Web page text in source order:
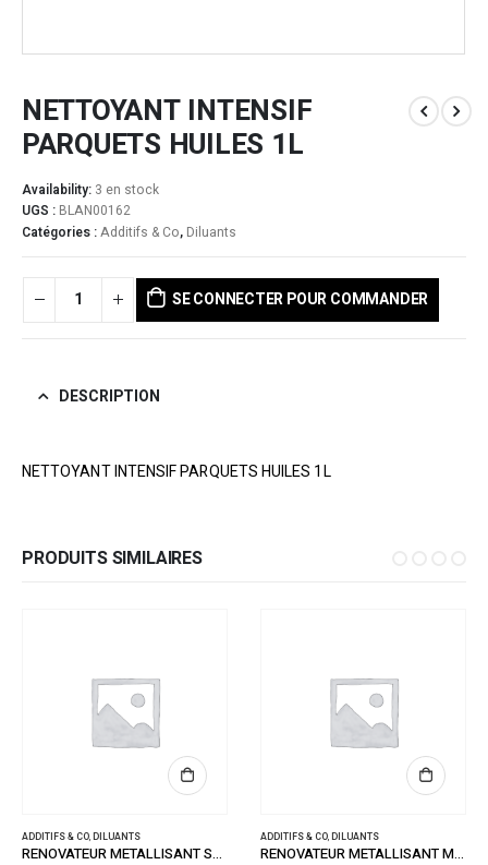
NETTOYANT INTENSIF
PARQUETS HUILES 1L
Availability: 3 en stock
UGS : BLAN00162
Catégories :Additifs & Co, Diluants
SE CONNECTER POUR COMMANDER
DESCRIPTION
NETTOYANT INTENSIF PARQUETS HUILES 1L
PRODUITS SIMILAIRES
ADDITIFS & CO,DILUANTS
RENOVATEUR METALLISANT SATINE 1L
ADDITIFS & CO,DILUANTS
RENOVATEUR METALLISANT MAT 1L